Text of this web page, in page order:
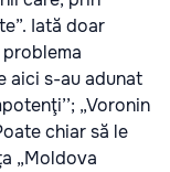
Iată doar
aici s-au adunat
„Voronin
chiar să le
„Moldova